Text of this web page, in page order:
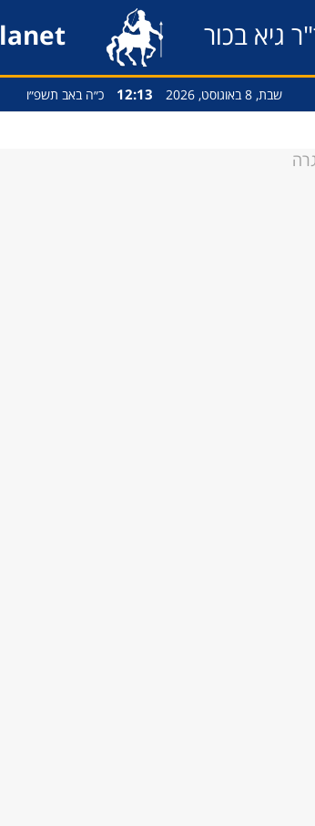
גיא בכור
שבת, 8 באוגוסט, 2026 12:13 כ״ה באב תשפ״ו